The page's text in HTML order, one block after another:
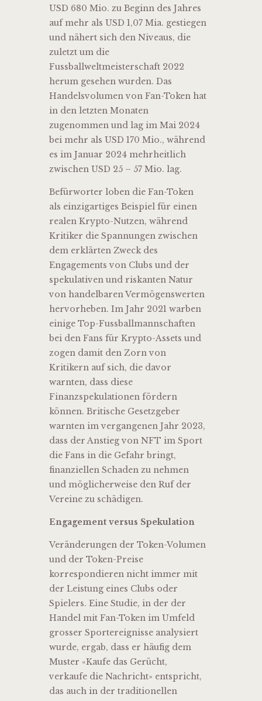
USD 680 Mio. zu Beginn des Jahres
auf mehr als USD 1,07 Mia. gestiegen
und nähert sich den Niveaus, die
zuletzt um die
Fussballweltmeisterschaft 2022
herum gesehen wurden. Das
Handelsvolumen von Fan-Token hat
in den letzten Monaten
zugenommen und lag im Mai 2024
bei mehr als USD 170 Mio., während
es im Januar 2024 mehrheitlich
zwischen USD 25 – 57 Mio. lag.
Befürworter loben die Fan-Token
als einzigartiges Beispiel für einen
realen Krypto-Nutzen, während
Kritiker die Spannungen zwischen
dem erklärten Zweck des
Engagements von Clubs und der
spekulativen und riskanten Natur
von handelbaren Vermögenswerten
hervorheben. Im Jahr 2021 warben
einige Top-Fussballmannschaften
bei den Fans für Krypto-Assets und
zogen damit den Zorn von
Kritikern auf sich, die davor
warnten, dass diese
Finanzspekulationen fördern
können. Britische Gesetzgeber
warnten im vergangenen Jahr 2023,
dass der Anstieg von NFT im Sport
die Fans in die Gefahr bringt,
finanziellen Schaden zu nehmen
und möglicherweise den Ruf der
Vereine zu schädigen.
Engagement versus Spekulation
Veränderungen der Token-Volumen
und der Token-Preise
korrespondieren nicht immer mit
der Leistung eines Clubs oder
Spielers. Eine Studie, in der der
Handel mit Fan-Token im Umfeld
grosser Sportereignisse analysiert
wurde, ergab, dass er häufig dem
Muster «Kaufe das Gerücht,
verkaufe die Nachricht» entspricht,
das auch in der traditionellen